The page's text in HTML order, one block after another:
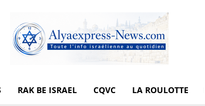
RAK BE ISRAEL CQVC LA ROULOTTE